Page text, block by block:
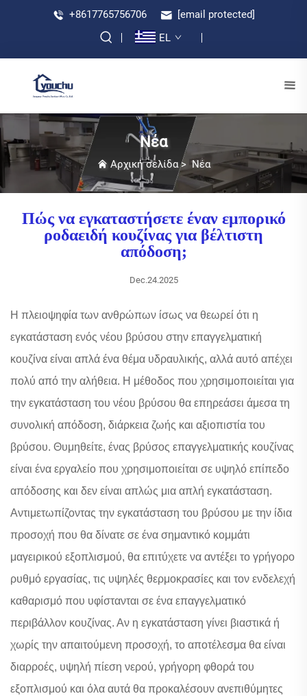
+8617765756706
[email protected]
EL
Νέα
Αρχική σελίδα>Νέα
Πώς να εγκαταστήσετε έναν εμπορικό
ροδαειδή κουζίνας για βέλτιστη
απόδοση;
Dec.24.2025
Η πλειοψηφία των ανθρώπων ίσως να θεωρεί ότι η
εγκατάσταση ενός νέου βρύσου στην επαγγελματική
κουζίνα είναι απλά ένα θέμα υδραυλικής, αλλά αυτό απέχει
πολύ από την αλήθεια. Η μέθοδος που χρησιμοποιείται για
την εγκατάσταση του νέου βρύσου θα επηρεάσει άμεσα τη
συνολική απόδοση, διάρκεια ζωής και αξιοπιστία του
βρύσου. Θυμηθείτε, ένας βρύσος επαγγελματικής κουζίνας
είναι ένα εργαλείο που χρησιμοποιείται σε υψηλό επίπεδο
απόδοσης και δεν είναι απλώς μια απλή εγκατάσταση.
Αντιμετωπίζοντας την εγκατάσταση του βρύσου με την ίδια
προσοχή που θα δίνατε σε ένα σημαντικό κομμάτι
μαγειρικού εξοπλισμού, θα επιτύχετε να αντέξει το γρήγορο
ρυθμό εργασίας, τις υψηλές θερμοκρασίες και τον ενδελεχή
καθαρισμό που υφίστανται σε ένα επαγγελματικό
περιβάλλον κουζίνας. Αν η εγκατάσταση γίνει βιαστικά ή
χωρίς την απαιτούμενη προσοχή, το αποτέλεσμα θα είναι
διαρροές, υψηλή πίεση νερού, γρήγορη φθορά του
εξοπλισμού και όλα αυτά θα προκαλέσουν ανεπιθύμητες